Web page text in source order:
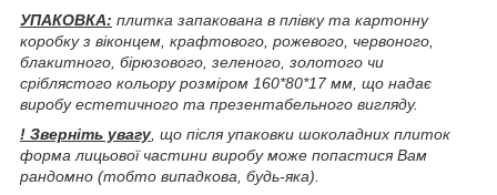
УПАКОВКА: плитка запакована в плівку та картонну
коробку з віконцем, крафтового, рожевого, червоного,
блакитного, бірюзового, зеленого, золотого чи
сріблястого кольору розміром 160*80*17 мм, що надає
виробу естетичного та презентабельного вигляду.
! Зверніть увагу , що після упаковки шоколадних плиток
форма лицьової частини виробу може попастися Вам
рандомно (тобто випадкова, будь-яка).